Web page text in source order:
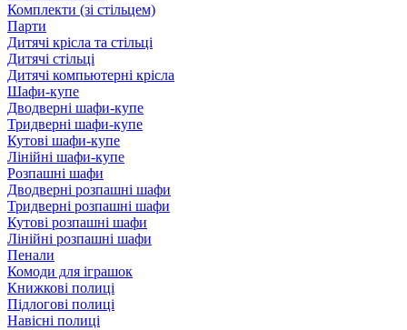
Комплекти (зі стільцем)
Парти
Дитячі крісла та стільці
Дитячі стільці
Дитячі компьютерні крісла
Шафи-купе
Дводверні шафи-купе
Тридверні шафи-купе
Кутові шафи-купе
Лінійні шафи-купе
Розпашні шафи
Дводверні розпашні шафи
Тридверні розпашні шафи
Кутові розпашні шафи
Лінійні розпашні шафи
Пенали
Комоди для іграшок
Книжкові полиці
Підлогові полиці
Навісні полиці